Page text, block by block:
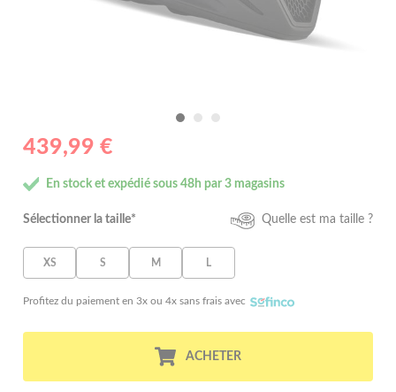
439,99 €
En stock et expédié sous 48h par 3 magasins
Sélectionner la taille* Quelle est ma taille ?
XS S M L
Profitez du paiement en 3x ou 4x sans frais avec
ACHETER